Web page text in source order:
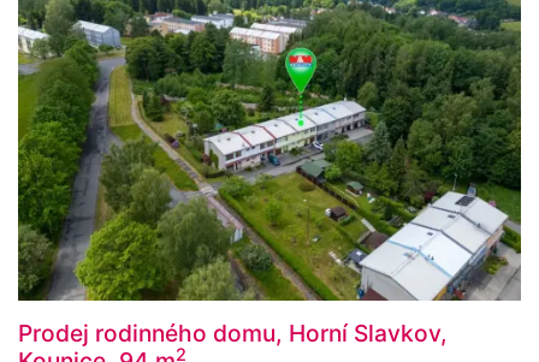
Prodej rodinného domu, Horní Slavkov,
2